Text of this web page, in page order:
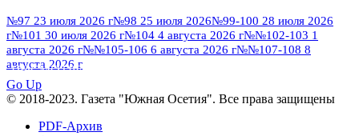
№95 28 июля 2016 г №95+96 3 августа
2013 г№96 6 июля 2017 г№96 9 августа
2012 г №96 28 июля 2015 г
№96+97 30 июля 2016 г
№97 11 августа 2012 г
№97 23 июля 2026 г№98 25 июля 2026№99-100 28 июля 2026
г№101 30 июля 2026 г№104 4 августа 2026 г№№102-103 1
августа 2026 г№№105-106 6 августа 2026 г№№107-108 8
августа 2026 г
ПОСМОТРЕТЬ ВСЕ
Go Up
© 2018-2023. Газета "Южная Осетия". Все права защищены
PDF-Архив